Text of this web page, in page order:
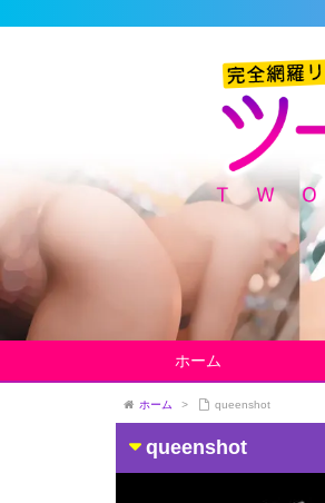
ホーム
ホーム > queenshot
queenshot